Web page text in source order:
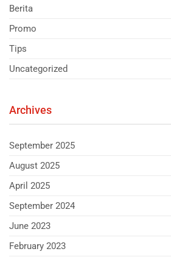
Berita
Promo
Tips
Uncategorized
Archives
September 2025
August 2025
April 2025
September 2024
June 2023
February 2023